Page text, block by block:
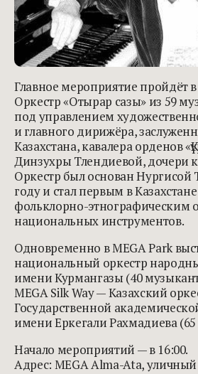
Главное мероприятие пройдёт
Оркестр «Отырар сазы» из 59
под управлением
и главного дирижёра,
Казахстана, кавалера орденов
Динзухры Тлендиевой, дочери
Оркестр был основан Нургисой
году и стал первым в
фольклорно-этнографическим
национальных инструментов.
Одновременно в MEGA Park
национальный оркестр
имени Курмангазы (40
MEGA Silk Way — Казахский
Государственной
имени Еркегали Рахмадиева
Начало мероприятий — в 16:00.
Адрес: MEGA Alma-Ata,